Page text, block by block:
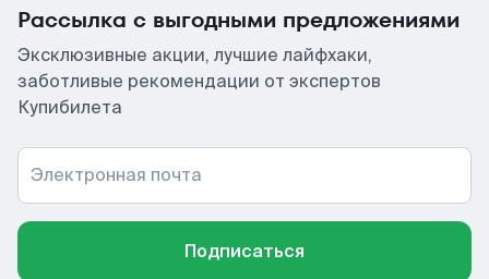
Рассылка с выгодными предложениями
Эксклюзивные акции, лучшие лайфхаки,
заботливые рекомендации от экспертов
Купибилета
Электронная почта
Подписаться